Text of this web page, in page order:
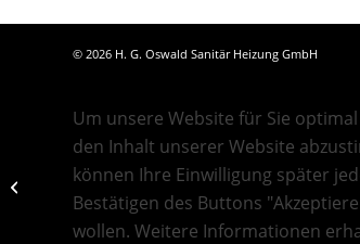
© 2026 H. G. Oswald Sanitär Heizung GmbH
Heizungsförderung in
2025?
Um unsere Website für Sie
den Inhalt unserer Website
können Ihre Einwilligung später
Bestätigen des Buttons
wollen. Weitere Informationen